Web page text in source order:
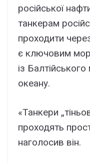
російської
танкерам
проходити
є ключовим
із
океану.
«Танкери
проходять
наголосив він.